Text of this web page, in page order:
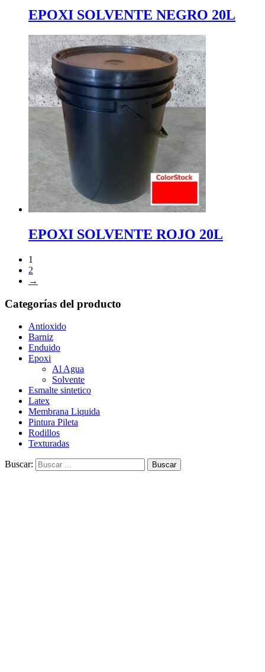
EPOXI SOLVENTE NEGRO 20L
EPOXI SOLVENTE ROJO 20L
1
2
→
Categorías del producto
Antioxido
Barniz
Enduido
Epoxi
Al Agua
Solvente
Esmalte sintetico
Latex
Membrana Liquida
Pintura Pileta
Rodillos
Texturadas
Buscar: